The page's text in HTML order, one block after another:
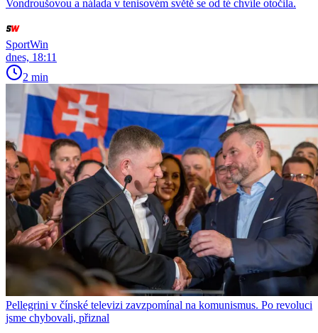
Vondroušovou a nálada v tenisovém světě se od té chvíle otočila.
SportWin
dnes, 18:11
2 min
Pellegrini v čínské televizi zavzpomínal na komunismus. Po revoluci
jsme chybovali, přiznal